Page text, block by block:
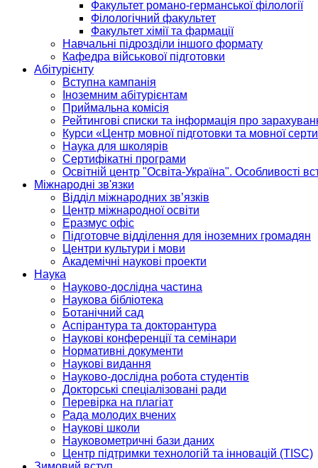
Факультет романо-германської філології
Філологічний факультет
Факультет хімії та фармації
Навчальні підрозділи іншого формату
Кафедра військової підготовки
Абітурієнту
Вступна кампанія
Іноземним абітурієнтам
Приймальна комісія
Рейтингові списки та інформація про
Курси «Центр мовної підготовки та мовної
Наука для школярів
Сертифікатні програми
Освітній центр "Освіта-Україна". Особливості
Міжнародні зв'язки
Відділ міжнародних зв’язків
Центр міжнародної освіти
Еразмус офіс
Підготовче відділення для іноземних громадян
Центри культури і мови
Академічні наукові проекти
Наука
Науково-дослідна частина
Наукова бібліотека
Ботанічний сад
Аспірантура та докторантура
Наукові конференції та семінари
Нормативні документи
Наукові видання
Науково-дослідна робота студентів
Докторські спеціалізовані ради
Перевірка на плагіат
Рада молодих вчених
Наукові школи
Науковометричні бази даних
Центр підтримки технологій та інновацій (TISC)